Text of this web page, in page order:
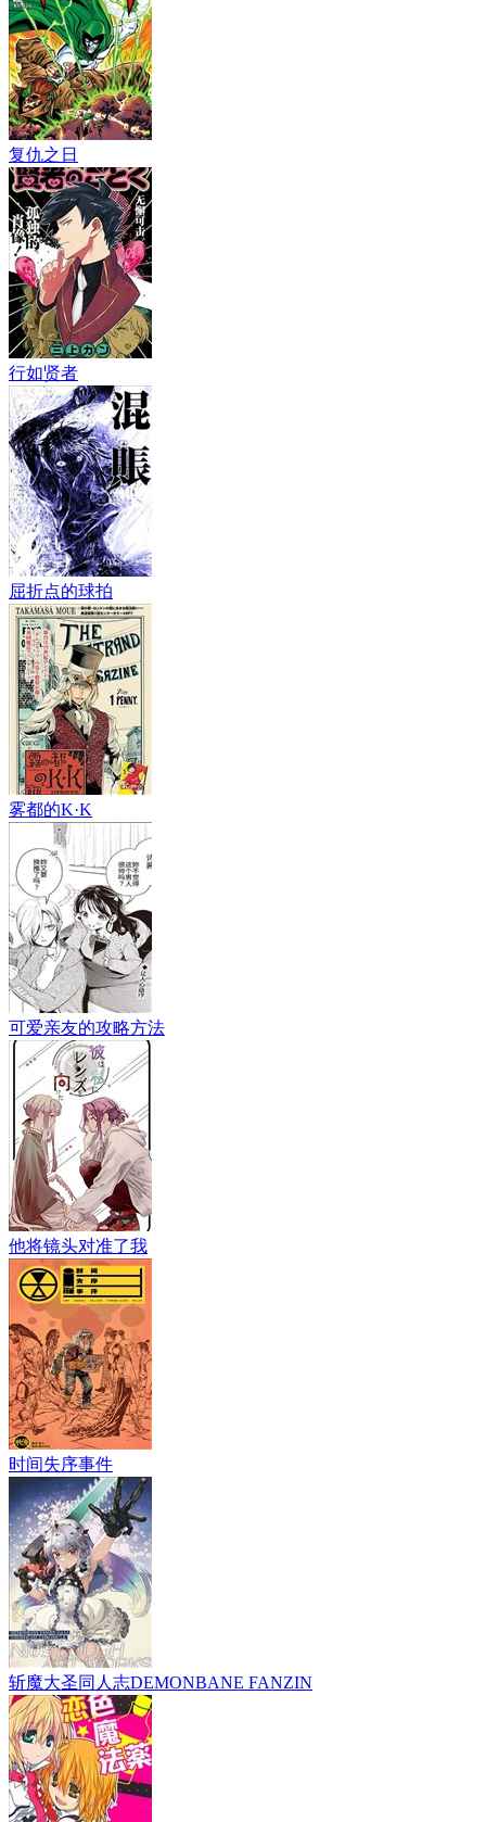
复仇之日
行如贤者
屈折点的球拍
雾都的K·K
可爱亲友的攻略方法
他将镜头对准了我
时间失序事件
斩魔大圣同人志DEMONBANE FANZIN